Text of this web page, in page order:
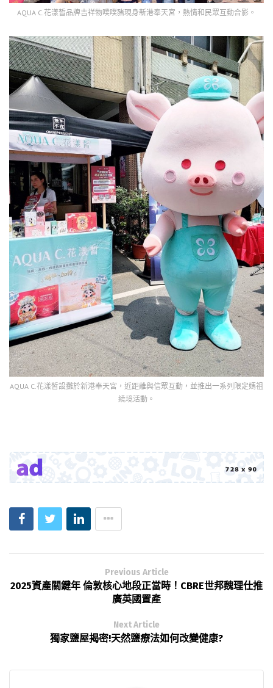
AQUA C.花漾皙品牌吉祥物噗噗豬現身新港奉天宮，熱情和民眾互動合影。
AQUA C.花漾皙設攤於新港奉天宮，近距離與信眾互動，並推出一系列限定媽祖
繞境活動。
Previous Article
2025資產關鍵年 倫敦核心地段正當時！CBRE世邦魏理仕推
廣英國置產
Next Article
獨家鹽屋揭密!天然鹽療法如何改變健康?